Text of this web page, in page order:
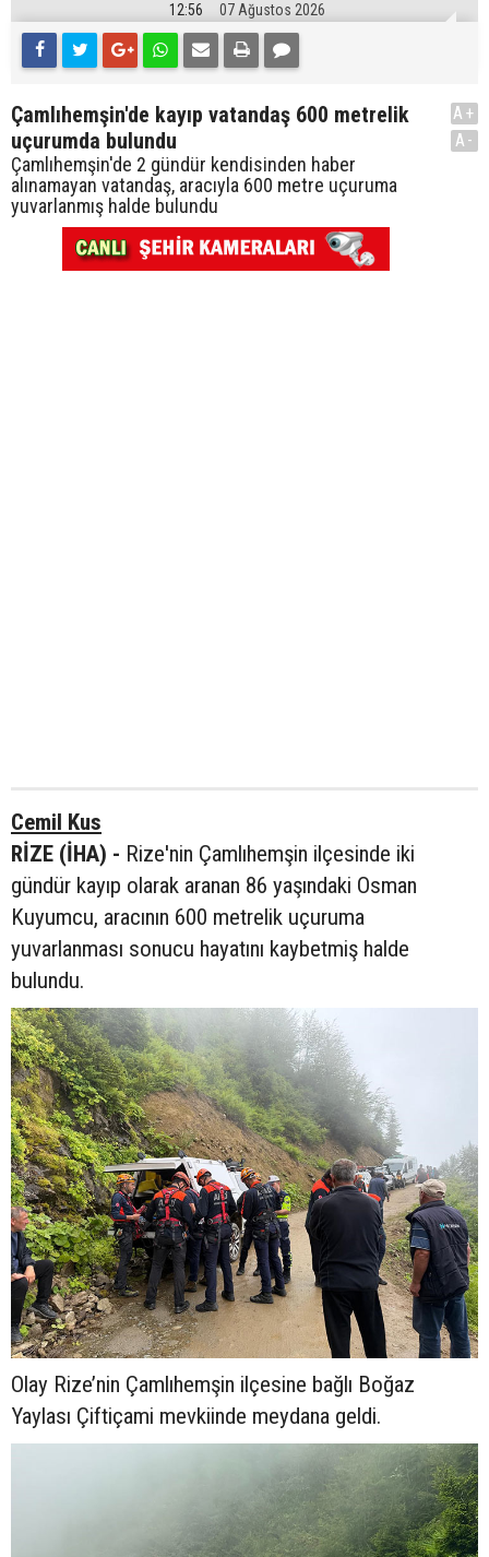
12:56 07 Ağustos 2026
Çamlıhemşin'de kayıp vatandaş 600 metrelik
uçurumda bulundu
Çamlıhemşin'de 2 gündür kendisinden haber
alınamayan vatandaş, aracıyla 600 metre uçuruma
yuvarlanmış halde bulundu
A+
A-
Cemil Kus
RİZE (İHA) - Rize'nin Çamlıhemşin ilçesinde iki
gündür kayıp olarak aranan 86 yaşındaki Osman
Kuyumcu, aracının 600 metrelik uçuruma
yuvarlanması sonucu hayatını kaybetmiş halde
bulundu.
Olay Rize’nin Çamlıhemşin ilçesine bağlı Boğaz
Yaylası Çiftiçami mevkiinde meydana geldi.